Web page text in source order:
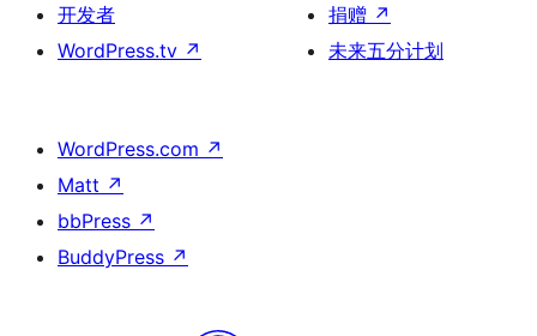
开发者
WordPress.tv ↗
捐赠 ↗
未来五分计划
WordPress.com ↗
Matt ↗
bbPress ↗
BuddyPress ↗